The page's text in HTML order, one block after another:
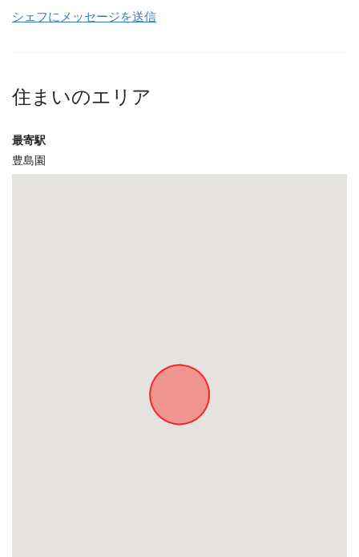
シェフにメッセージを送信
住まいのエリア
最寄駅
豊島園